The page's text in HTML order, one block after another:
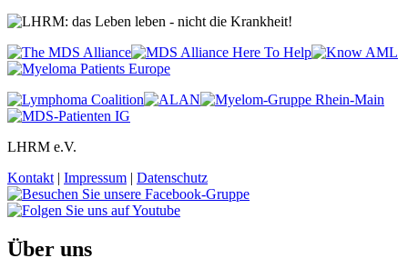
LHRM e.V.
Kontakt | Impressum | Datenschutz
Über uns